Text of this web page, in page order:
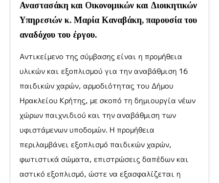
Αναστασάκη και Οικονομικών και Διοικητικών
Υπηρεσιών κ. Μαρία Καναβάκη, παρουσία του
αναδόχου του έργου.
Αντικείμενο της σύμβασης είναι η προμήθεια
υλικών και εξοπλισμού για την αναβάθμιση 16
παιδικών χαρών, αρμοδιότητας του Δήμου
Ηρακλείου Κρήτης, με σκοπό τη δημιουργία νέων
χώρων παιχνιδιού και την αναβάθμιση των
υφιστάμενων υποδομών. Η προμήθεια
περιλαμβάνει εξοπλισμό παιδικών χαρών,
φωτιστικά σώματα, επιστρώσεις δαπέδων και
αστικό εξοπλισμό, ώστε να εξασφαλίζεται η